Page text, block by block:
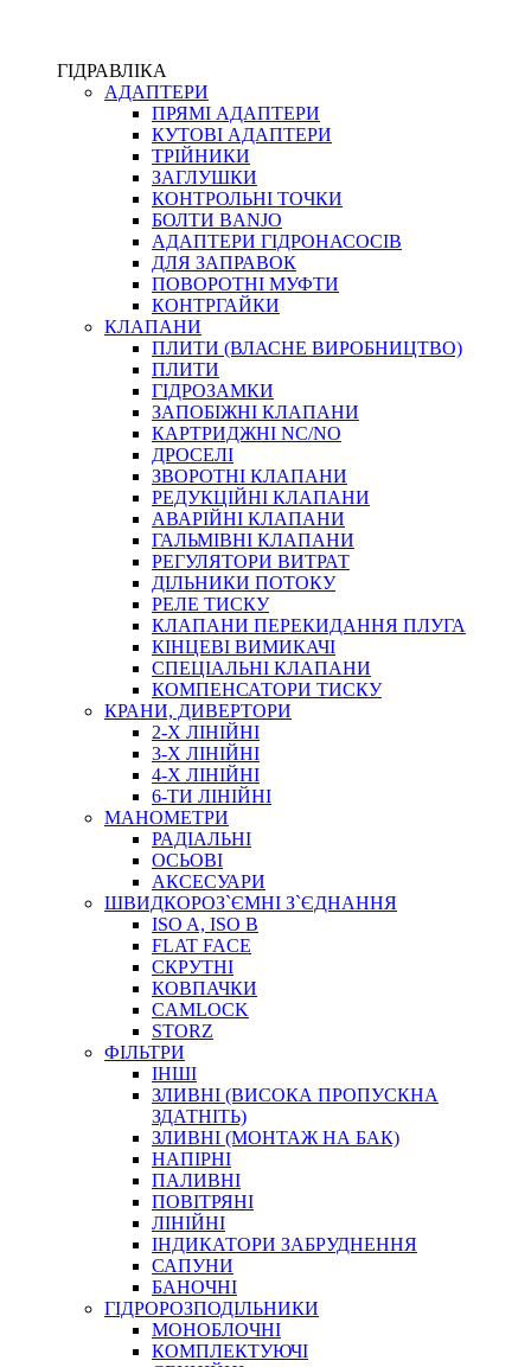
ФІТИНГИ ДІАГНОСТИЧНІ
АКСЕСУАРИ
ТРУБКИ ТА КОМПЛЕКТУЮЧІ
ФІТИНГИ ГІДРАВЛІЧНІ
ФІТИНГИ КОНДИЦІОНЕРНІ
ЗАХИСТ РУКАВІВ
ФІТИНГИ KARCHER
ФІТИНГИ НА ПІДЙОМ КАБІНИ
КОНЕКТОРИ
ХОМУТИ
ЧЕРВ`ЯЧНІ
ПРУЖИННІ
НЕЙЛОНОВІ
ПРОРЕЗИНЕНІ
АВТОТОВАРИ
АВТОХІМІЯ
ДОМКРАТИ
НАБОРИ ЗАПОБІЖНИКІВ, КЛЕМ, АКСЕСУАРІВ
НАСОСИ, КОМПРЕСОРИ, МАНОМЕТРИ
ПАСТА, АНТИСЕПТИК
ІНСТРУМЕНТ
САДОВИЙ ІНВЕНТАР
ЕЛЕКТРИЧНІ ПРИЛАДИ
ПАЛЬНИКИ, ПАЯЛЬНИКИ, ПАЯЛЬНІ ЛАМПИ
ІНСТРУМЕНТИ ДЛЯ ЕЛЕКТРИКА
ЕЛЕКТРОІНСТРУМЕНТИ
ЗАМКИ І КОМПЛЕКТУЮЧІ
ІНСТРУМЕНТИ ДЛЯ ЗВАРЮВАННЯ, АКСЕСУАРИ
ГІДРАВЛІКА
АДАПТЕРИ
ПРЯМІ АДАПТЕРИ
КУТОВІ АДАПТЕРИ
ТРІЙНИКИ
ЗАГЛУШКИ
КОНТРОЛЬНІ ТОЧКИ
БОЛТИ BANJO
АДАПТЕРИ ГІДРОНАСОСІВ
ДЛЯ ЗАПРАВОК
ПОВОРОТНІ МУФТИ
КОНТРГАЙКИ
КЛАПАНИ
ПЛИТИ (ВЛАСНЕ ВИРОБНИЦТВО)
ПЛИТИ
ГІДРОЗАМКИ
ЗАПОБІЖНІ КЛАПАНИ
КАРТРИДЖНІ NC/NO
ДРОСЕЛІ
ЗВОРОТНІ КЛАПАНИ
РЕДУКЦІЙНІ КЛАПАНИ
АВАРІЙНІ КЛАПАНИ
ГАЛЬМІВНІ КЛАПАНИ
РЕГУЛЯТОРИ ВИТРАТ
ДІЛЬНИКИ ПОТОКУ
РЕЛЕ ТИСКУ
КЛАПАНИ ПЕРЕКИДАННЯ ПЛУГА
КІНЦЕВІ ВИМИКАЧІ
СПЕЦІАЛЬНІ КЛАПАНИ
КОМПЕНСАТОРИ ТИСКУ
КРАНИ, ДИВЕРТОРИ
2-Х ЛІНІЙНІ
3-Х ЛІНІЙНІ
4-Х ЛІНІЙНІ
6-ТИ ЛІНІЙНІ
МАНОМЕТРИ
РАДІАЛЬНІ
ОСЬОВІ
АКСЕСУАРИ
ШВИДКОРОЗ`ЄМНІ З`ЄДНАННЯ
ISO A, ISO B
FLAT FACE
СКРУТНІ
КОВПАЧКИ
CAMLOCK
STORZ
ФІЛЬТРИ
ІНШІ
ЗЛИВНІ (ВИСОКА ПРОПУСКНА
ЗДАТНІТЬ)
ЗЛИВНІ (МОНТАЖ НА БАК)
НАПІРНІ
ПАЛИВНІ
ПОВІТРЯНІ
ЛІНІЙНІ
ІНДИКАТОРИ ЗАБРУДНЕННЯ
САПУНИ
БАНОЧНІ
ГІДРОРОЗПОДІЛЬНИКИ
МОНОБЛОЧНІ
КОМПЛЕКТУЮЧІ